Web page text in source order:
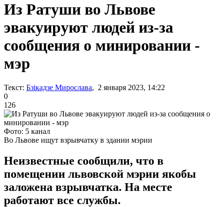
Из Ратуши во Львове
эвакуируют людей из-за
сообщения о минировании -
мэр
Текст: Бзікадзе Мирослава, 2 января 2023, 14:22
0
126
Фото: 5 канал
Во Львове ищут взрывчатку в здании мэрии
Неизвестные сообщили, что в
помещении львовской мэрии якобы
заложена взрывчатка. На месте
работают все службы.